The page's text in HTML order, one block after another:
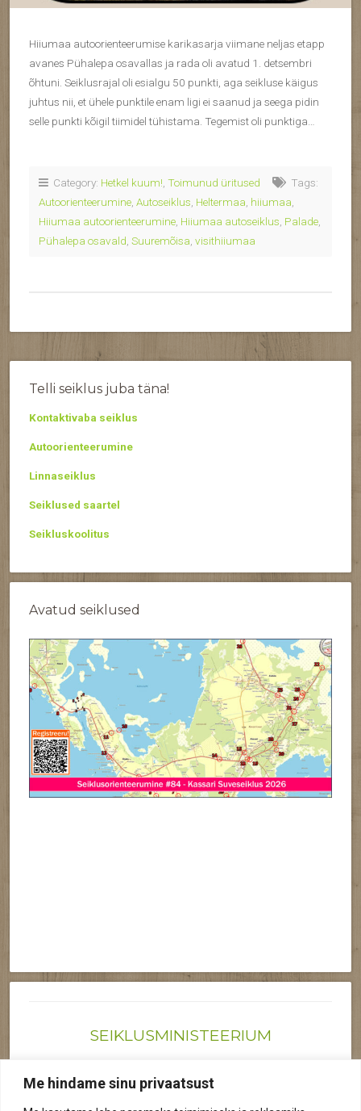
Me hindame sinu privaatsust
Hiiumaa autoorienteerumise karikasarja viimane neljas etapp
avanes Pühalepa osavallas ja rada oli avatud 1. detsembri
õhtuni. Seiklusrajal oli esialgu 50 punkti, aga seikluse käigus
juhtus nii, et ühele punktile enam ligi ei saanud ja seega pidin
selle punkti kõigil tiimidel tühistama. Tegemist oli punktiga…
Category: Hetkel kuum! Toimunud üritused
Tags:
Autoorienteerumine Autoseiklus Heltermaa hiiumaa
Hiiumaa autoorienteerumine Hiiumaa autoseiklus Palade
Pühalepa osavald Suuremõisa visithiiumaa
Telli seiklus juba täna!
Kontaktivaba seiklus
Autoorienteerumine
Linnaseiklus
Seiklused saartel
Seikluskoolitus
Avatud seiklused
SEIKLUSMINISTEERIUM
Reg nr: 12041719